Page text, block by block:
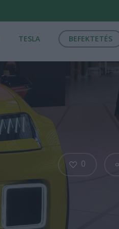
TESLA BEFEKTETÉS
0